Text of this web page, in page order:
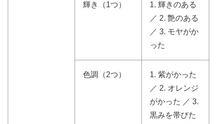
輝き（1つ）
1. 輝きのある
／ 2. 艶のある
／ 3. モヤがか
った
色調（2つ）
1. 紫がかった
／ 2. オレンジ
がかった ／ 3.
黒みを帯びた